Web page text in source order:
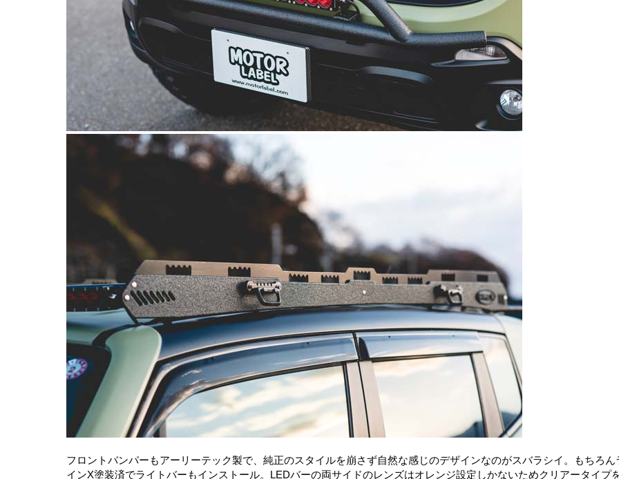
フロントバンパーもアーリーテック製で、純正のスタイルを崩さず自然な感じのデザインなのがスバラシイ。もちろん
インX塗装済でライトバーもインストール。LEDバーの両サイドのレンズはオレンジ設定しかないためクリアータイプ